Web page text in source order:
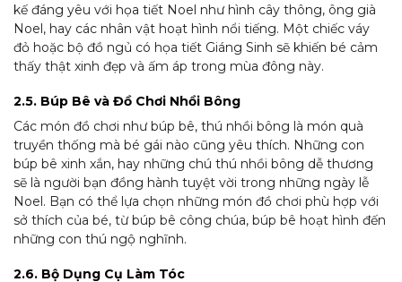
kế đáng yêu với họa tiết Noel như hình cây thông, ông già
Noel, hay các nhân vật hoạt hình nổi tiếng. Một chiếc váy
đỏ hoặc bộ đồ ngủ có họa tiết Giáng Sinh sẽ khiến bé cảm
thấy thật xinh đẹp và ấm áp trong mùa đông này.
2.5. Búp Bê và Đồ Chơi Nhồi Bông
Các món đồ chơi như búp bê, thú nhồi bông là món quà
truyền thống mà bé gái nào cũng yêu thích. Những con
búp bê xinh xắn, hay những chú thú nhồi bông dễ thương
sẽ là người bạn đồng hành tuyệt vời trong những ngày lễ
Noel. Bạn có thể lựa chọn những món đồ chơi phù hợp với
sở thích của bé, từ búp bê công chúa, búp bê hoạt hình đến
những con thú ngộ nghĩnh.
2.6. Bộ Dụng Cụ Làm Tóc